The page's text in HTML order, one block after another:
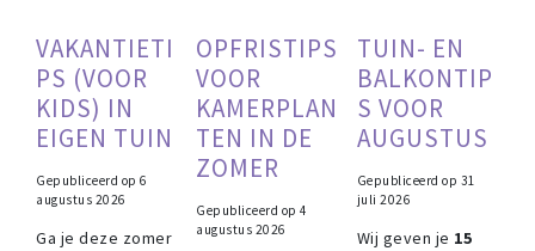
VAKANTIETI
PS (VOOR
KIDS) IN
EIGEN TUIN
Gepubliceerd op 6
augustus 2026
Ga je deze zomer
OPFRISTIPS
VOOR
KAMERPLAN
TEN IN DE
ZOMER
Gepubliceerd op4
augustus 2026
TUIN- EN
BALKONTIP
S VOOR
AUGUSTUS
Gepubliceerd op 31
juli 2026
Wij geven je 15